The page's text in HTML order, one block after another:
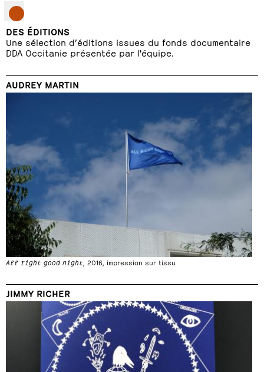
DES ÉDITIONS
Une sélection d’éditions issues du fonds documentaire
DDA Occitanie présentée par l'équipe.
AUDREY MARTIN
All right good night , 2016, impression sur tissu
JIMMY RICHER